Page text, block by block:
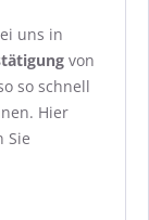
uns in
von
so schnell
Hier
Sie